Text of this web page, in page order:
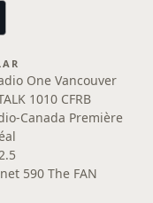
One Vancouver
1010 CFRB
Canada Première
590 The FAN